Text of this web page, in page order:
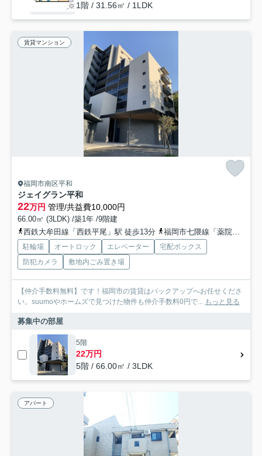
1階 / 31.56㎡ / 1LDK
賃貸マンション
福岡市南区平和
ジェイグラン平和
22万円 管理/共益費10,000円
66.00㎡ (3LDK) /築1年 /9階建
西鉄大牟田線「西鉄平尾」駅 徒歩13分
福岡市七隈線「薬院」駅 徒歩22分
駐輪場 オートロック エレベーター
宅配ボックス
防犯カメラ
敷地内ごみ置き場
【仲介手数料無料】です！福岡市の賃貸はバックアップへお任せくださ
い。suumoやホームズで見つけた物件も仲介手数料0円で... もっと見る
募集中の部屋
5階
22万円
5階 / 66.00㎡ / 3LDK
アパート